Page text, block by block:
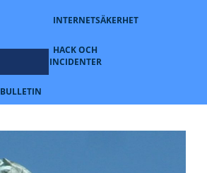
INTERNETSÄKERHET
HACK OCH
INCIDENTER
BULLETIN